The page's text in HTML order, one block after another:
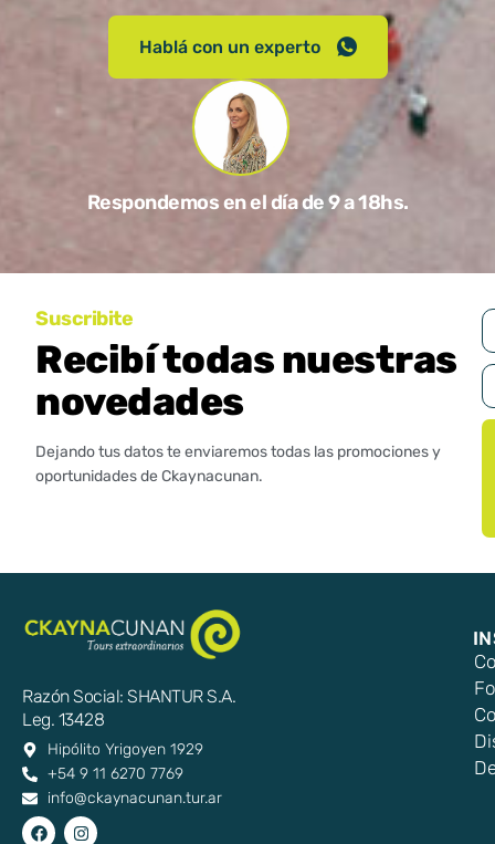
Hablá con un experto
Respondemos en el día de 9 a 18hs.
Suscribite
Recibí todas nuestras
novedades
Dejando tus datos te enviaremos todas las promociones y
oportunidades de Ckaynacunan.
Razón Social: SHANTUR S.A.
Leg. 13428
Hipólito Yrigoyen 1929
+54 9 11 6270 7769
info@ckaynacunan.tur.ar